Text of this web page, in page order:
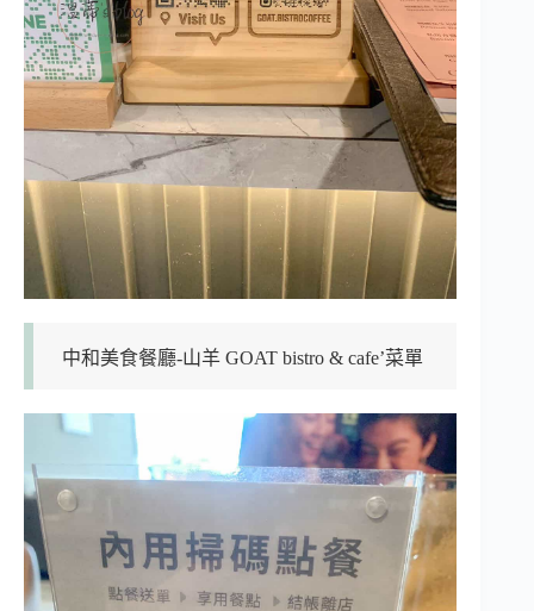
中和美食餐廳-山羊 GOAT bistro & cafe’菜單